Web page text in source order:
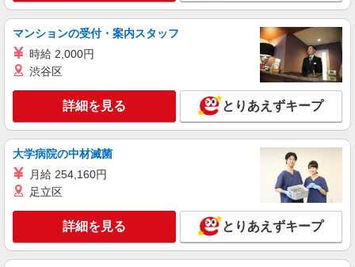
時＞日曜 フルタイム
時給1230円
東京都新宿区高田馬場 4丁目18-9
詳細を見る
ケンタッキーフライドチキン 四谷4丁目店
カウンター・キッチンスタッフ
東京都新宿区四谷4－4－3 ロイジェントパー
キープ 詳細を見る
マンションの受付・案内スタッフ
時給 2,000円
渋谷区
詳細を見る とりあえずキープ
大学病院の中材滅菌
月給 254,160円
足立区
詳細を見る とりあえずキープ